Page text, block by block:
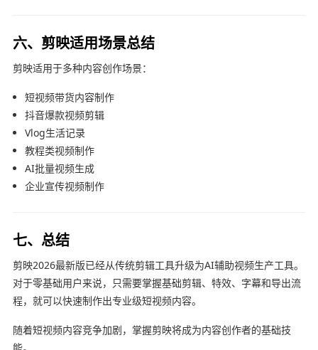
六、剪映适用场景总结
剪映适用于多种内容创作场景：
短视频带货内容制作
抖音爆款视频剪辑
Vlog生活记录
教程类视频制作
AI批量视频生成
企业宣传视频制作
七、总结
剪映2026最新版已经从传统剪辑工具升级为AI辅助视频生产工具。
对于零基础用户来说，只需要掌握基础剪辑、特效、字幕和导出流
程，就可以快速制作出专业级短视频内容。
随着短视频内容竞争加剧，掌握剪映将成为内容创作者的基础技